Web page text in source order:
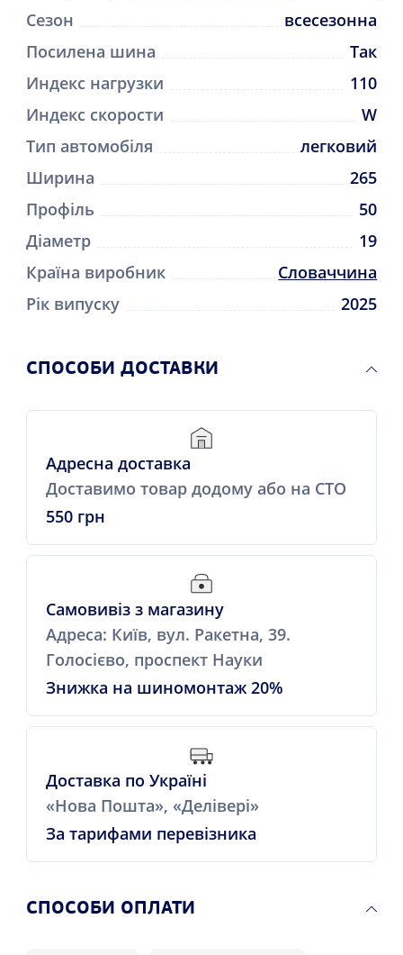
Сезон
всесезонна
Посилена шина
Так
Индекс нагрузки
110
Индекс скорости
W
Тип автомобіля
легковий
Ширина
265
Профіль
50
Діаметр
19
Країна виробник
Словаччина
Рік випуску
2025
СПОСОБИ ДОСТАВКИ
Адресна доставка
Доставимо товар додому або на СТО
550 грн
Самовивіз з магазину
Адреса: Київ, вул. Ракетна, 39.
Голосієво, проспект Науки
Знижка на шиномонтаж 20%
Доставка по Україні
«Нова Пошта», «Делівері»
За тарифами перевізника
СПОСОБИ ОПЛАТИ